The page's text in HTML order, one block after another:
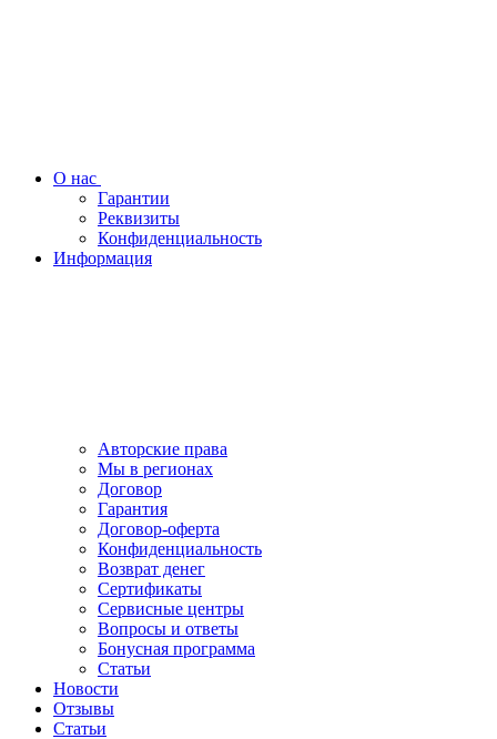
О нас
Гарантии
Реквизиты
Конфиденциальность
Информация
Авторские права
Мы в регионах
Договор
Гарантия
Договор-оферта
Конфиденциальность
Возврат денег
Сертификаты
Сервисные центры
Вопросы и ответы
Бонусная программа
Статьи
Новости
Отзывы
Статьи